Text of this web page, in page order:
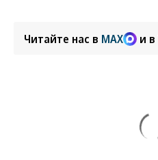
Читайте нас в MAX и в